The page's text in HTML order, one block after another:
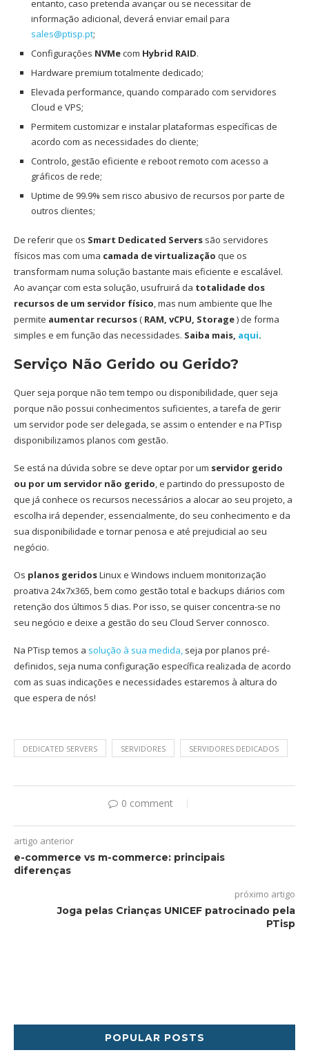
entanto, caso pretenda avançar ou se necessitar de
informação adicional, deverá enviar email para
sales@ptisp.pt;
Configurações NVMecom Hybrid RAID.
Hardware premium totalmente dedicado;
Elevada performance, quando comparado com servidores
Cloud e VPS;
Permitem customizar e instalar plataformas específicas de
acordo com as necessidades do cliente;
Controlo, gestão eficiente e reboot remoto com acesso a
gráficos de rede;
Uptime de 99.9% sem risco abusivo de recursos por parte de
outros clientes;
De referir que os Smart Dedicated Servers são servidores
físicos mas com uma camada de virtualização que os
transformam numa solução bastante mais eficiente e escalável.
Ao avançar com esta solução, usufruirá da totalidade dos
recursos de um servidor físico, mas num ambiente que lhe
permite aumentar recursos( RAM, vCPU, Storage) de forma
simples e em função das necessidades. Saiba mais, aqui.
Serviço Não Gerido ou Gerido?
Quer seja porque não tem tempo ou disponibilidade, quer seja
porque não possui conhecimentos suficientes, a tarefa de gerir
um servidor pode ser delegada, se assim o entender e na PTisp
disponibilizamos planos com gestão.
Se está na dúvida sobre se deve optar por um servidor gerido
ou por um servidor não gerido, e partindo do pressuposto de
que já conhece os recursos necessários a alocar ao seu projeto, a
escolha irá depender, essencialmente, do seu conhecimento e da
sua disponibilidade e tornar penosa e até prejudicial ao seu
negócio.
Os planos geridosLinux e Windows incluem monitorização
proativa 24x7x365, bem como gestão total e backups diários com
retenção dos últimos 5 dias. Por isso, se quiser concentra-se no
seu negócio e deixe a gestão do seu Cloud Server connosco.
Na PTisp temos a solução à sua medida, seja por planos pré-
definidos, seja numa configuração específica realizada de acordo
com as suas indicações e necessidades estaremos à altura do
que espera de nós!
DEDICATED SERVERS SERVIDORES SERVIDORES DEDICADOS
0 comment
artigo anterior
e-commerce vs m-commerce: principais
diferenças
próximo artigo
Joga pelas Crianças UNICEF patrocinado pela
PTisp
POPULAR POSTS